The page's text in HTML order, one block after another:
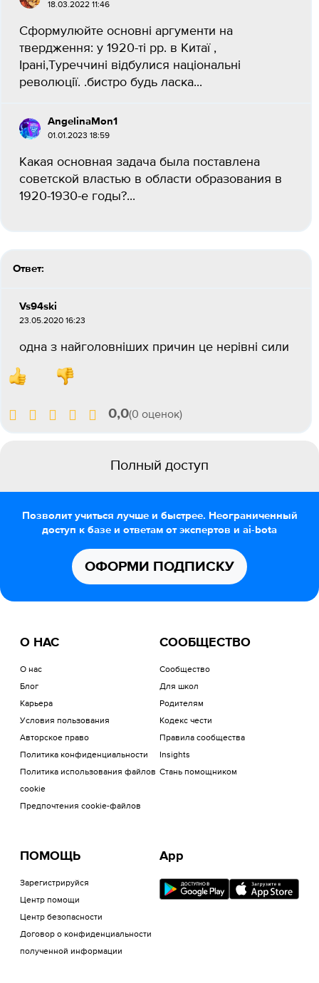
18.03.2022 11:46
Сформулюйте основні аргументи на
твердження: у 1920-ті рр. в Китаї ,
Ірані,Туреччині відбулися національні
революції. .бистро будь ласка...
AngelinaMon1
01.01.2023 18:59
Какая основная задача была поставлена
советской властью в области образования в
1920-1930-е годы?​...
Ответ:
Vs94ski
23.05.2020 16:23
одна з найголовніших причин це нерівні сили
0,0(0 оценок)
Полный доступ
Позволит учиться лучше и быстрее. Неограниченный
доступ к базе и ответам от экспертов и ai-bota
ОФОРМИ ПОДПИСКУ
О НАС
О нас
Блог
Карьера
Условия пользования
Авторское право
Политика конфиденциальности
Политика использования файлов
cookie
Предпочтения cookie-файлов
СООБЩЕСТВО
Сообщество
Для школ
Родителям
Кодекс чести
Правила сообщества
Insights
Стань помощником
ПОМОЩЬ
Зарегистрируйся
Центр помощи
Центр безопасности
Договор о конфиденциальности
полученной информации
App